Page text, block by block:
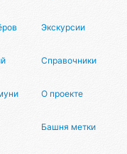
Экскурсии
Справочники
О проекте
Башня метки